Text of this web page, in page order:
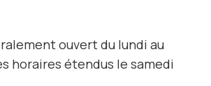
ouvert du lundi au
horaires étendus le samedi